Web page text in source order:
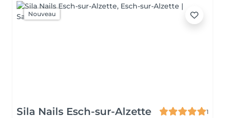
Nouveau
Sila Nails Esch-sur-Alzette
1